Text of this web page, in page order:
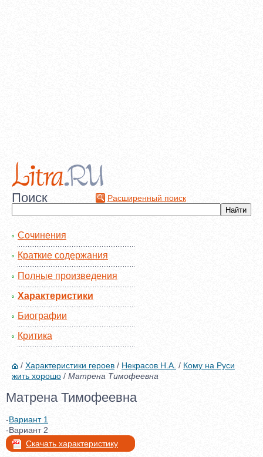
Поиск Расширенный поиск
Сочинения
Краткие содержания
Полные произведения
Характеристики
Биографии
Критика
/ Характеристики героев / Некрасов Н.А. / Кому на Руси
жить хорошо / Матрена Тимофеевна
Матрена Тимофеевна
-Вариант 1
-Вариант 2
Скачать характеристику